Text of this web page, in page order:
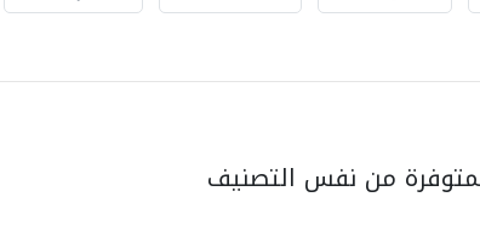
من نفس التصنيف